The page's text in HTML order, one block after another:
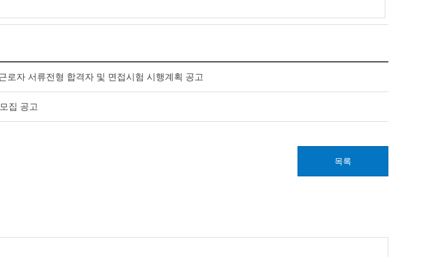
로자 서류전형 합격자 및 면접시험 시행계획 공고
집 공고
목록